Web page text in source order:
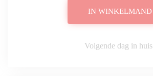
IN WINKELMAND
Volgende dag in huis